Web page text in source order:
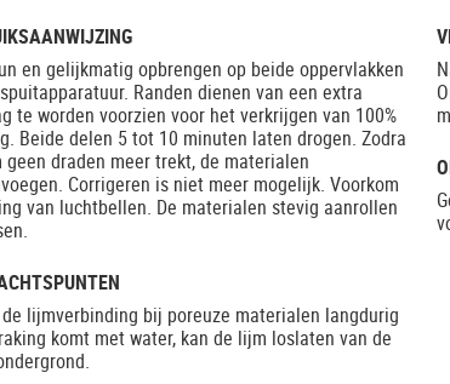
en gelijkmatig opbrengen op beide oppervlakken
Randen dienen van een extra
te worden voorzien voor het verkrijgen van 100%
Beide delen 5 tot 10 minuten laten drogen. Zodra
draden meer trekt, de materialen
Corrigeren is niet meer mogelijk. Voorkom
van luchtbellen. De materialen stevig aanrollen
lijmverbinding bij poreuze materialen langdurig
komt met water, kan de lijm loslaten van de